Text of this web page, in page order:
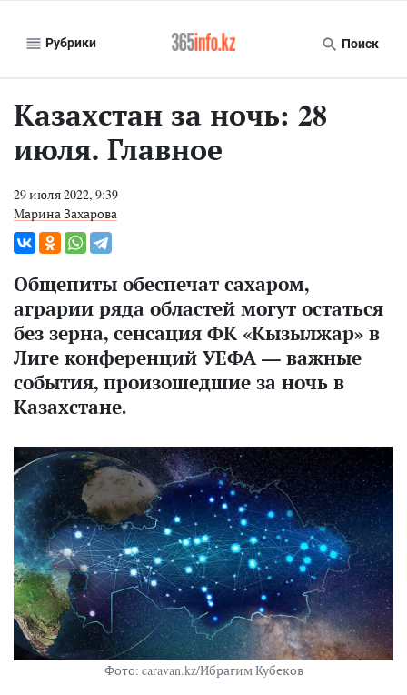
Рубрики Поиск
Казахстан за ночь: 28
июля. Главное
29 июля 2022, 9:39
Марина Захарова
Общепиты обеспечат сахаром,
аграрии ряда областей могут остаться
без зерна, сенсация ФК «Кызылжар» в
Лиге конференций УЕФА — важные
события, произошедшие за ночь в
Казахстане.
Фото: caravan.kz/Ибрагим Кубеков